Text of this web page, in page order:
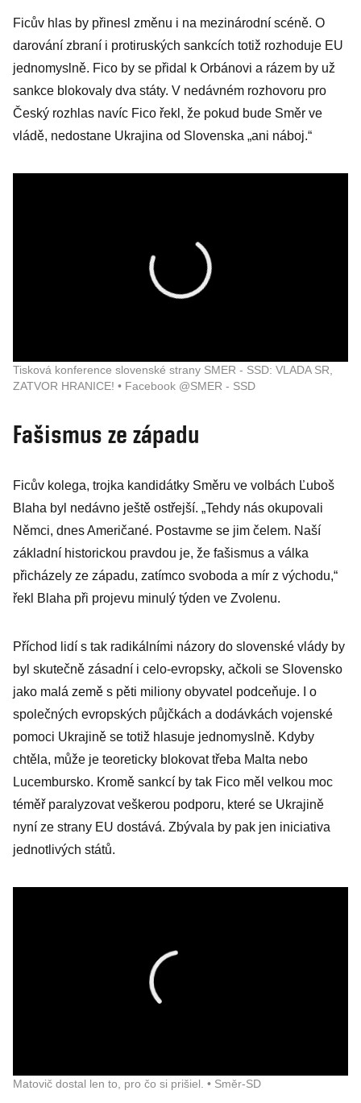
popral s
představiteli
Ficova Směru-
SD
Ficův hlas by přinesl změnu i na mezinárodní scéně. O
darování zbraní i protiruských sankcích totiž rozhoduje EU
jednomyslně. Fico by se přidal k Orbánovi a rázem by už
sankce blokovaly dva státy. V nedávném rozhovoru pro
Český rozhlas navíc Fico řekl, že pokud bude Směr ve
vládě, nedostane Ukrajina od Slovenska „ani náboj.“
Tisková konference slovenské strany SMER - SSD: VLADA SR,
ZATVOR HRANICE! • Facebook @SMER - SSD
Fašismus ze západu
Ficův kolega, trojka kandidátky Směru ve volbách Ľuboš
Blaha byl nedávno ještě ostřejší. „Tehdy nás okupovali
Němci, dnes Američané. Postavme se jim čelem. Naší
základní historickou pravdou je, že fašismus a válka
přicházely ze západu, zatímco svoboda a mír z východu,“
řekl Blaha při projevu minulý týden ve Zvolenu.
Příchod lidí s tak radikálními názory do slovenské vlády by
byl skutečně zásadní i celo-evropsky, ačkoli se Slovensko
jako malá země s pěti miliony obyvatel podceňuje. I o
společných evropských půjčkách a dodávkách vojenské
pomoci Ukrajině se totiž hlasuje jednomyslně. Kdyby
chtěla, může je teoreticky blokovat třeba Malta nebo
Lucembursko. Kromě sankcí by tak Fico měl velkou moc
téměř paralyzovat veškerou podporu, které se Ukrajině
nyní ze strany EU dostává. Zbývala by pak jen iniciativa
jednotlivých států.
Matovič dostal len to, pro čo si prišiel. • Směr-SD